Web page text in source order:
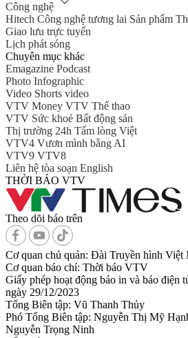
Công nghệ
Hitech Công nghệ tương lai Sản phẩm
Giao lưu trực tuyến
Lịch phát sóng
Chuyên mục khác
Emagazine Podcast
Photo Infographic
Video Shorts video
VTV Money VTV Thể thao
VTV Sức khoẻ Bất động sản
Thị trường 24h Tấm lòng Việt
VTV4 Vươn mình bằng AI
VTV9 VTV8
Liên hệ tòa soạn English
THỜI BÁO VTV
Theo dõi báo trên
Cơ quan chủ quản: Đài Truyền hình Việt
Cơ quan báo chí: Thời báo VTV
Giấy phép hoạt động báo in và báo điện
ngày 29/12/2023
Tổng Biên tập: Vũ Thanh Thủy
Phó Tổng Biên tập: Nguyễn Thị Mỹ
Nguyễn Trọng Ninh